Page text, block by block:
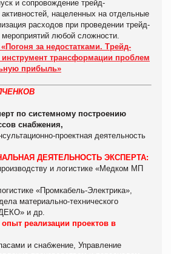
и сопровождение трейд-
активностей, нацеленных на отдельные
расходов при проведении трейд-
мероприятий любой сложности.
за недостатками. Трейд-
инструмент трансформации проблем
прибыль»
по системному построению
снабжения,
проектная деятельность
ДЕЯТЕЛЬНОСТЬ ЭКСПЕРТА:
и логистике «Медком МП
«Промкабель-Электрика»,
материально-технического
и др.
опыт реализации проектов в
и снабжение, Управление